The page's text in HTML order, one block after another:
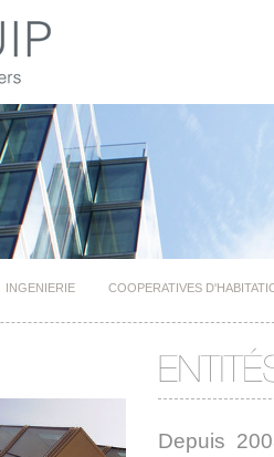
INGENIERIE COOPERATIVES
Depuis